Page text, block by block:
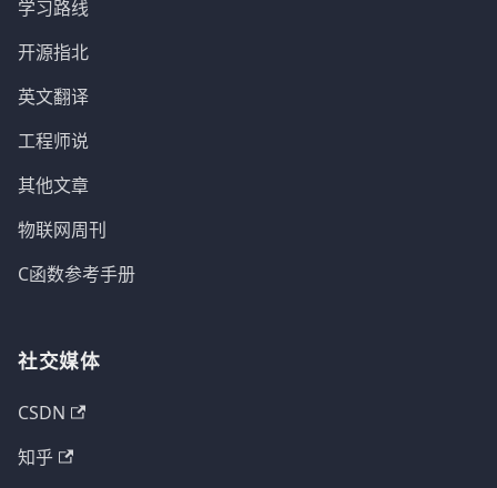
学习路线
开源指北
英文翻译
工程师说
其他文章
物联网周刊
C函数参考手册
社交媒体
CSDN
知乎